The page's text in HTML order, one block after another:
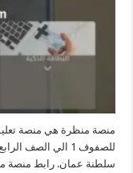
هي منصة تعليمية رقمية
رابط منصة منظرة اضغظ